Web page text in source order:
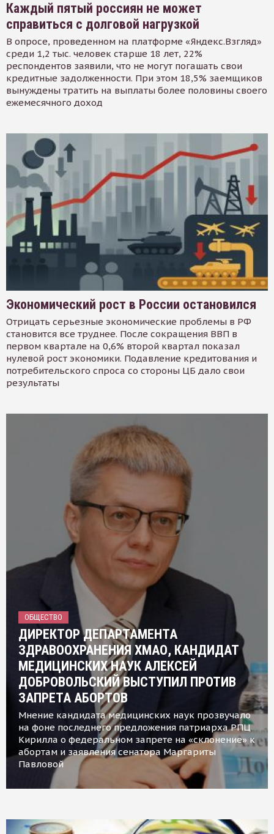
Каждый пятый россиян не может
справиться с долговой нагрузкой
В опросе, проведенном на платформе «Яндекс.Взгляд»
среди 1,2 тыс. человек старше 18 лет, 22%
респондентов заявили, что не могут погашать свои
кредитные задолженности. При этом 18,5% заемщиков
вынуждены тратить на выплаты более половины своего
ежемесячного доход
Экономический рост в России остановился
Отрицать серьезные экономические проблемы в РФ
становится все труднее. После сокращения ВВП в
первом квартале на 0,6% второй квартал показал
нулевой рост экономики. Подавление кредитования и
потребительского спроса со стороны ЦБ дало свои
результаты
ОБЩЕСТВО
ДИРЕКТОР ДЕПАРТАМЕНТА
ЗДРАВООХРАНЕНИЯ ХМАО, КАНДИДАТ
МЕДИЦИНСКИХ НАУК АЛЕКСЕЙ
ДОБРОВОЛЬСКИЙ ВЫСТУПИЛ ПРОТИВ
ЗАПРЕТА АБОРТОВ
Мнение кандидата медицинских наук прозвучало
на фоне последнего предложения патриарха РПЦ
Кирилла о федеральном запрете на «склонение» к
абортам и заявления сенатора Маргариты
Павловой